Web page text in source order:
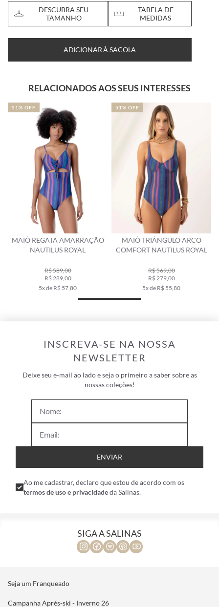
DESCUBRA SEU
TAMANHO
TABELA DE
MEDIDAS
ADICIONAR À SACOLA
RELACIONADOS AOS SEUS INTERESSES
MAIÔ REGATA AMARRAÇÃO
NAUTILUS ROYAL
R$ 589,00
R$ 289,00
5x de R$ 57,80
51% OFF
MAIÔ TRIÂNGULO ARCO
COMFORT NAUTILUS ROYAL
R$ 569,00
R$ 279,00
5x de R$ 55,80
51% OFF
INSCREVA-SE NA NOSSA
NEWSLETTER
Deixe seu e-mail ao lado e seja o primeiro a saber sobre as
nossas coleções!
ENVIAR
Ao me cadastrar, declaro que estou de acordo com os
termos de uso e privacidadeda Salinas.
SIGA A SALINAS
Seja um Franqueado
Campanha Aprés-ski - Inverno 26